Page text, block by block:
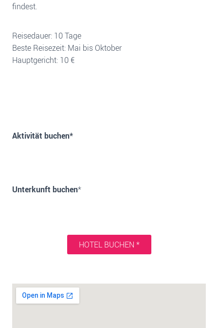
findest.
Reisedauer: 10 Tage
Beste Reisezeit: Mai bis Oktober
Hauptgericht: 10 €
Aktivität buchen*
Unterkunft buchen*
HOTEL BUCHEN *